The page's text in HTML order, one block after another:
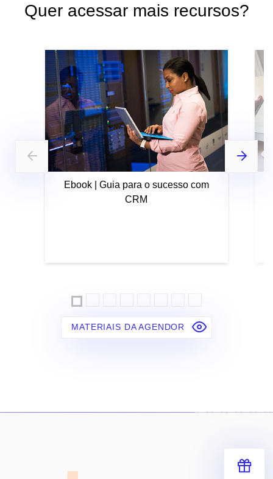
Quer acessar mais recursos?
Ebook | Guia para o sucesso com
CRM
MATERIAIS DA AGENDOR